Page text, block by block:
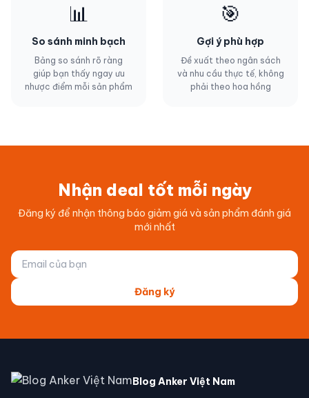
📊
So sánh minh bạch
Bảng so sánh rõ ràng
giúp bạn thấy ngay ưu
nhược điểm mỗi sản phẩm
🎯
Gợi ý phù hợp
Đề xuất theo ngân sách
và nhu cầu thực tế, không
phải theo hoa hồng
Nhận deal tốt mỗi ngày
Đăng ký để nhận thông báo giảm giá và sản phẩm đánh giá
mới nhất
Đăng ký
Blog Anker Việt Nam